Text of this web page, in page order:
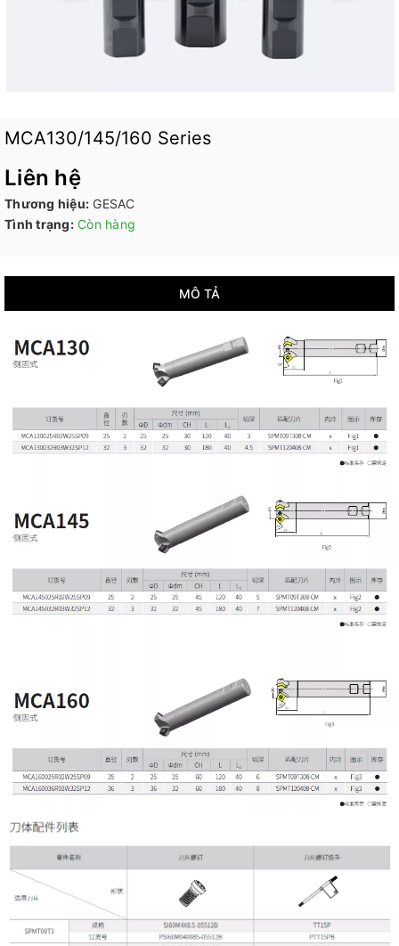
MCA130/145/160 Series
Liên hệ
Thương hiệu: GESAC
Tình trạng: Còn hàng
MÔ TẢ